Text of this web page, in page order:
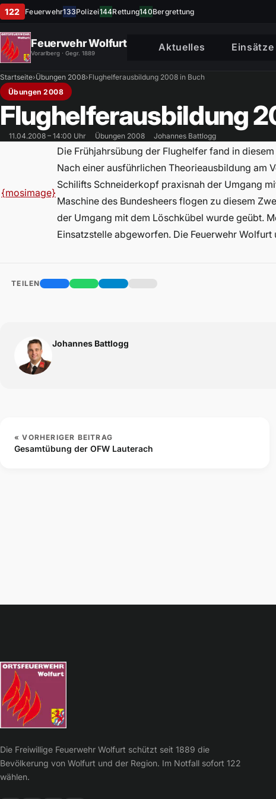
122 Feuerwehr133Polizei144Rettung140Bergrettung
Feuerwehr Wolfurt
Vorarlberg · Gegr. 1889
Aktuelles Einsätze
Startseite›Übungen 2008›Flughelferausbildung 2008 in Buch
Übungen 2008
Flughelferausbildung
11.04.2008 – 14:00 Uhr Übungen 2008 Johannes Battlogg
{mosimage}
Die Frühjahrsübung der Flughelfer fand in
Nach einer ausführlichen Theorieausbildung am
Schilifts Schneiderkopf praxisnah der Umgang
Maschine des Bundesheers flogen zu diesem
der Umgang mit dem Löschkübel wurde geübt.
Einsatzstelle abgeworfen. Die Feuerwehr
TEILEN
Johannes Battlogg
« VORHERIGER BEITRAG
Gesamtübung der OFW Lauterach
Die Freiwillige Feuerwehr Wolfurt schützt seit 1889 die
Bevölkerung von Wolfurt und der Region. Im Notfall sofort 122
wählen.